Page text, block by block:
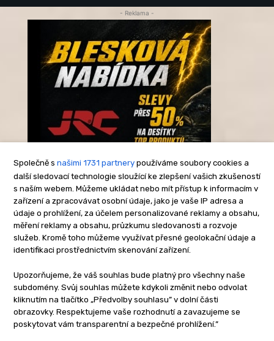
Společně s našimi 1731 partnery používáme soubory cookies a
další sledovací technologie sloužící ke zlepšení vašich zkušeností
s naším webem. Můžeme ukládat nebo mít přístup k informacím v
zařízení a zpracovávat osobní údaje, jako je vaše IP adresa a
údaje o prohlížení, za účelem personalizované reklamy a obsahu,
měření reklamy a obsahu, průzkumu sledovanosti a rozvoje
služeb. Kromě toho můžeme využívat přesné geolokační údaje a
identifikaci prostřednictvím skenování zařízení.
Upozorňujeme, že váš souhlas bude platný pro všechny naše
subdomény. Svůj souhlas můžete kdykoli změnit nebo odvolat
kliknutím na tlačítko „Předvolby souhlasu” v dolní části
obrazovky. Respektujeme vaše rozhodnutí a zavazujeme se
poskytovat vám transparentní a bezpečné prohlížení.”
- Reklama -
-Reklama-